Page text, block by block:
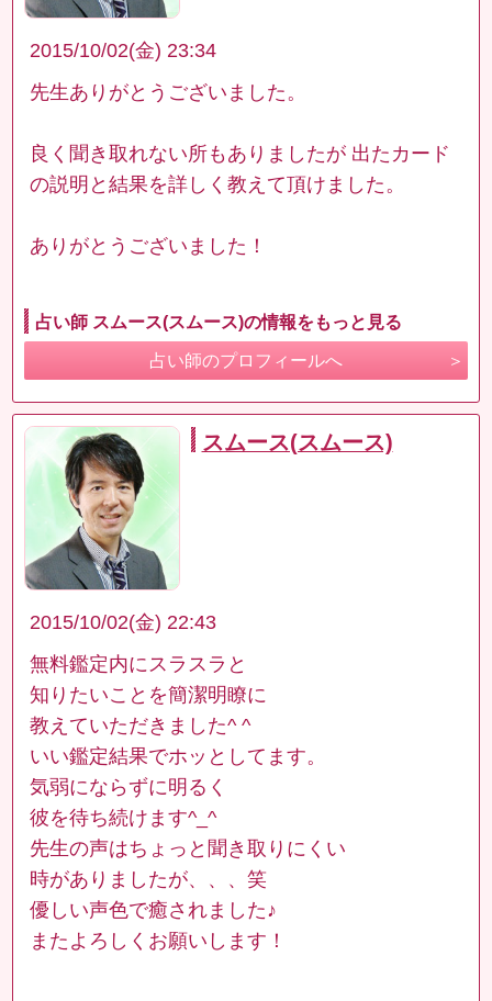
2015/10/02(金) 23:34
先生ありがとうございました。
良く聞き取れない所もありましたが 出たカード
の説明と結果を詳しく教えて頂けました。
ありがとうございました！
占い師 スムース(スムース)の情報をもっと見る
占い師のプロフィールへ
スムース(スムース)
2015/10/02(金) 22:43
無料鑑定内にスラスラと
知りたいことを簡潔明瞭に
教えていただきました^ ^
いい鑑定結果でホッとしてます。
気弱にならずに明るく
彼を待ち続けます^_^
先生の声はちょっと聞き取りにくい
時がありましたが、、、笑
優しい声色で癒されました♪
またよろしくお願いします！